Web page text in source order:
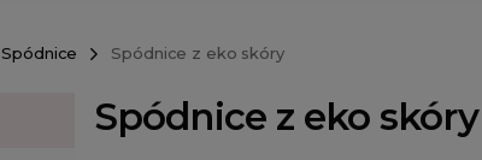
Spódnice Spódnice z eko skóry
Spódnice z eko skóry